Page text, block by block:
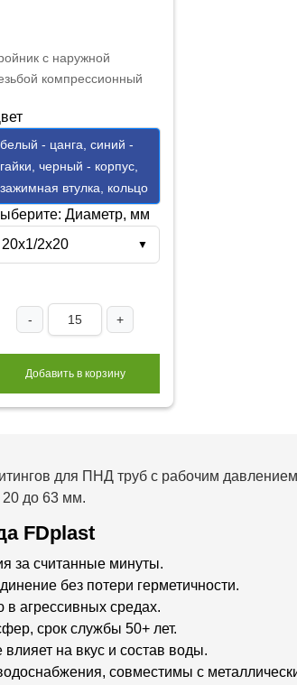
с наружной
компрессионный
белый - цанга, синий -
гайки, черный - корпус,
зажимная втулка, кольцо
Диаметр, мм
20х1/2х20
▼
- +
Добавить в корзину
для ПНД труб с рабочим
20 до 63 мм.
FDplast
за считанные минуты.
без потери герметичности.
агрессивных средах.
срок службы 50+ лет.
на вкус и состав воды.
совместимы с